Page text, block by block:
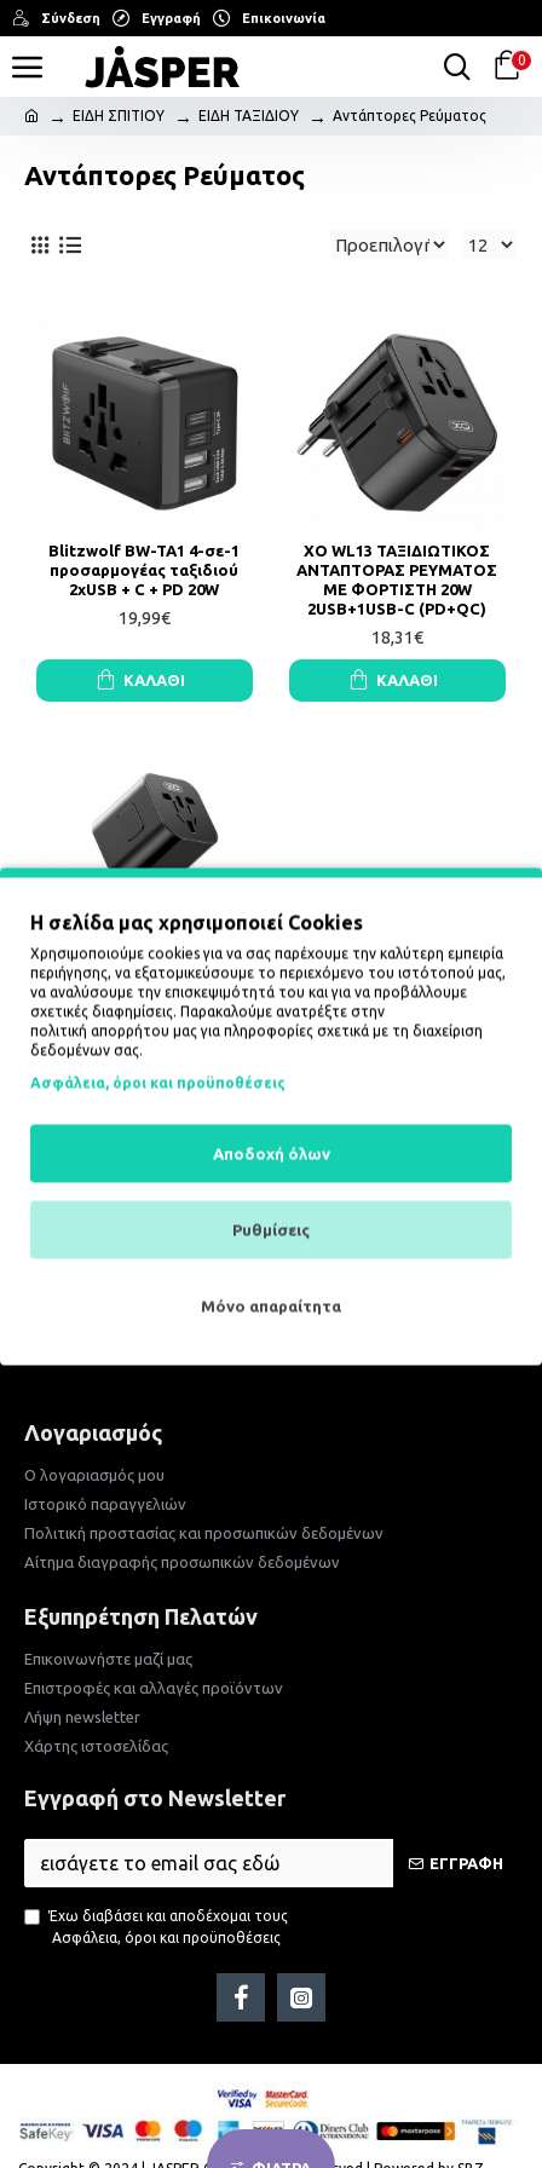
Σύνδεση Εγγραφή Επικοινωνία
0
ΕΙΔΗ ΣΠΙΤΙΟΥ ΕΙΔΗ ΤΑΞΙΔΙΟΥ Αντάπτορες Ρεύματος
Αντάπτορες Ρεύματος
Blitzwolf BW-TA1 4-σε-1
προσαρμογέας ταξιδιού
2xUSB + C + PD 20W
19,99€
ΚΑΛΆΘΙ
XO WL13 ΤΑΞΙΔΙΩΤΙΚΟΣ
ΑΝΤΑΠΤΟΡΑΣ ΡΕΥΜΑΤΟΣ
ΜΕ ΦΟΡΤΙΣΤΗ 20W
2USB+1USB-C (PD+QC)
18,31€
ΚΑΛΆΘΙ
XO WL28 ΤΑΞΙΔΙΩΤΙΚΟΣ
ΑΝΤΑΠΤΟΡΑΣ ΡΕΥΜΑΤΟΣ
ΓΙΑ UK, EU, US.
7,49€
ΚΑΛΆΘΙ
ΔΕΝ ΥΠΑΡΧΟΥΝ ΠΕΡΙΣΣΟΤΕΡΑ ΠΡΟΪΟΝΤΑ
Πληροφορίες
Λογαριασμός
Ο λογαριασμός μου
Ιστορικό παραγγελιών
Πολιτική προστασίας και προσωπικών δεδομένων
Αίτημα διαγραφής προσωπικών δεδομένων
Εξυπηρέτηση Πελατών
Επικοινωνήστε μαζί μας
Επιστροφές και αλλαγές προϊόντων
Λήψη newsletter
Χάρτης ιστοσελίδας
Εγγραφή στο Newsletter
ΕΓΓΡΑΦΗ
Έχω διαβάσει και αποδέχομαι τους
Ασφάλεια, όροι και προϋποθέσεις
Η σελίδα μας χρησιμοποιεί Cookies
Χρησιμοποιούμε cookies για να σας παρέχουμε την καλύτερη εμπειρία
περιήγησης, να εξατομικεύσουμε το περιεχόμενο του ιστότοπού μας,
να αναλύσουμε την επισκεψιμότητά του και για να προβάλλουμε
σχετικές διαφημίσεις. Παρακαλούμε ανατρέξτε στην
πολιτική απορρήτου μας για πληροφορίες σχετικά με τη διαχείριση
δεδομένων σας.
Ασφάλεια, όροι και προϋποθέσεις
Αποδοχή όλων
Ρυθμίσεις
Μόνο απαραίτητα